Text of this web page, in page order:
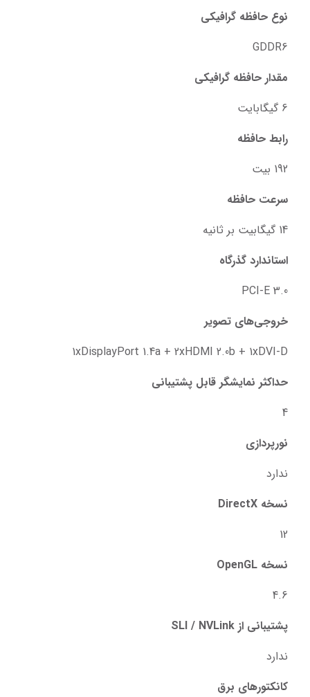
نوع حافظه گرافیکی
GDDR6
مقدار حافظه گرافیکی
6 گیگابایت
رابط حافظه
192 بیت
سرعت حافظه
14 گیگابیت بر ثانیه
استاندارد گذرگاه
PCI-E 3.0
خروجی‌های تصویر
1xDisplayPort 1.4a + 2xHDMI 2.0b + 1xDVI-D
حداکثر نمایشگر قابل پشتیبانی
4
نورپردازی
ندارد
نسخه DirectX
12
نسخه OpenGL
4.6
پشتیبانی از SLI / NVLink
ندارد
کانکتورهای برق